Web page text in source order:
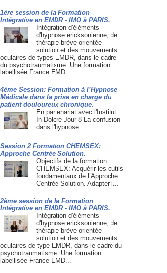
1ère session de la Formation
Intégrative en EMDR - IMO à PARIS.
Intégration d'éléments
d'hypnose ericksonienne, de
thérapie brève orientée
solution et des mouvements
oculaires de types EMDR, dans le cadre
du psychotraumatisme. Une formation
labellisée France EMD...
4ème Session: Formation à l’Hypnose
Médicale dans la prise en charge du
patient douloureux chronique.
En partenariat avec l'Institut
In-Dolore Jour 8 La confusion
dans l'hypnose....
Session 2 Formation CHEMSEX:
Approche Centrée Solution.
Objectifs de la formation
CHEMSEX: Acquérir les outils
fondamentaux de l’Approche
Centrée Solution. Adapter l...
2ème session de la Formation
Intégrative en EMDR - IMO à PARIS.
Intégration d'éléments
d'hypnose ericksonienne, de
thérapie brève orientée
solution et des mouvements
oculaires de type EMDR, dans le cadre du
psychotraumatisme. Une formation
labellisée France EMD...